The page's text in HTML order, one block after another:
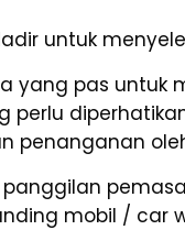
untuk
yang pas untuk
perlu
penanganan
panggilan
mobil / car